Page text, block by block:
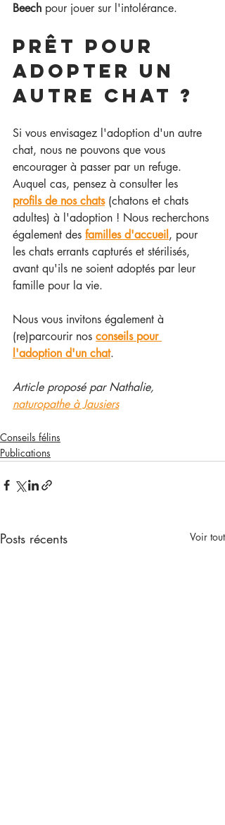
Beech pour jouer sur l'intolérance.
Prêt pour
adopter un
autre chat ?
Si vous envisagez l'adoption d'un autre
chat, nous ne pouvons que vous
encourager à passer par un refuge.
Auquel cas, pensez à consulter les
profils de nos chats (chatons et chats
adultes) à l'adoption ! Nous recherchons
également des familles d'accueil , pour
les chats errants capturés et stérilisés,
avant qu'ils ne soient adoptés par leur
famille pour la vie.
Nous vous invitons également à
(re)parcourir nos conseils pour
l'adoption d'un chat.
Article proposé par Nathalie,
naturopathe à Jausiers
Conseils félins
Publications
Posts récents Voir tout